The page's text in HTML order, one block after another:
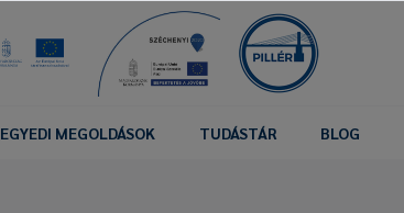
EGYEDI MEGOLDÁSOK TUDÁSTÁR BLOG